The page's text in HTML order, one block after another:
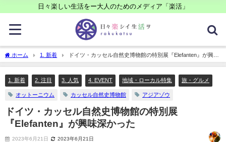
日々楽しい生活をー大人のためのメディア「楽活」
ホーム 1. 新着
ドイツ・カッセル自然史博物館の特別展『Elefanten』が興味
深かった
1. 新着 2. 注目 3. 人気 4. EVENT 地域・ローカル特集 旅・グルメ
オットーニウム カッセル自然史博物館 アジアゾウ
ドイツ・カッセル自然史博物館の特別展
『Elefanten』が興味深かった
2023年6月21日 2023年6月21日